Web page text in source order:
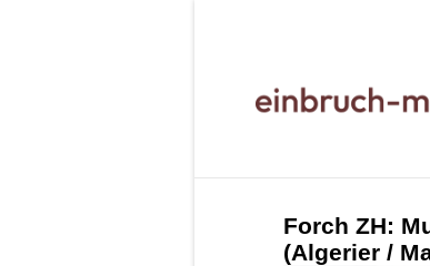
Forch ZH:
(Algerier /